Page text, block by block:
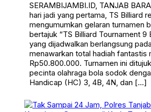
SERAMBIJAMBI.ID, TANJAB
hari jadi yang pertama, TS Billiard
mengumumkan gelaran turnamen
bertajuk “TS Billiard Tournament 9
yang dijadwalkan berlangsung
menawarkan total hadiah fantastis
Rp50.800.000. Turnamen ini
pecinta olahraga bola sodok
Handicap (HC) 3, 4B, 4N, dan […]